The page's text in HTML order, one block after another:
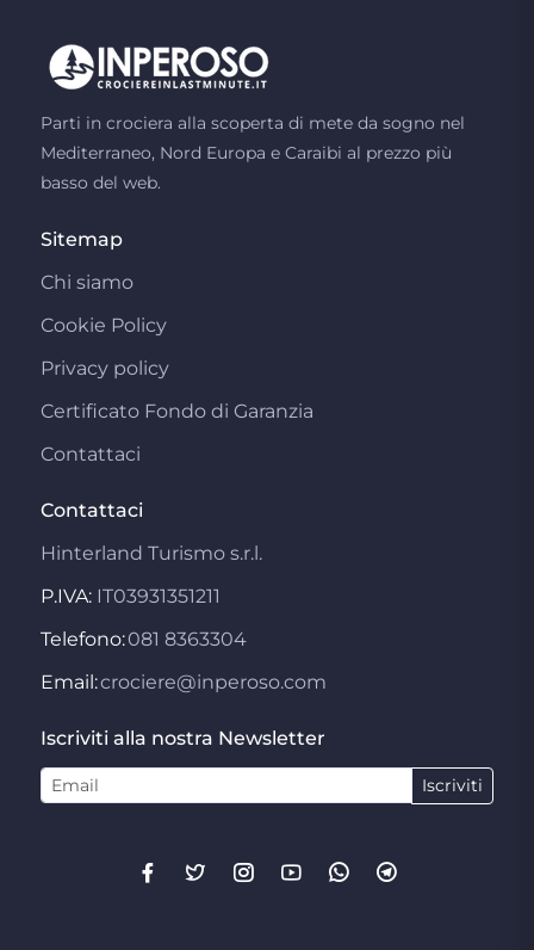
Parti in crociera alla scoperta di mete da sogno nel
Mediterraneo, Nord Europa e Caraibi al prezzo più
basso del web.
Sitemap
Chi siamo
Cookie Policy
Privacy policy
Certificato Fondo di Garanzia
Contattaci
Contattaci
Hinterland Turismo s.r.l.
P.IVA: IT03931351211
Telefono:081 8363304
Email:crociere@inperoso.com
Iscriviti alla nostra Newsletter
Iscriviti